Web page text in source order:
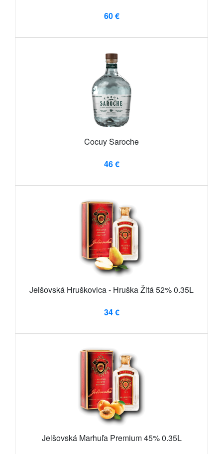
60 €
Cocuy Saroche
46 €
Jelšovská Hruškovica - Hruška Žltá 52% 0.35L
34 €
Jelšovská Marhuľa Premium 45% 0.35L